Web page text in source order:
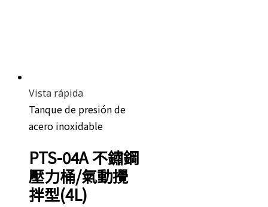
Vista rápida
Tanque de presión de
acero inoxidable
PTS-04A 不鏽鋼
壓力桶/氣動攪
拌型(4L)